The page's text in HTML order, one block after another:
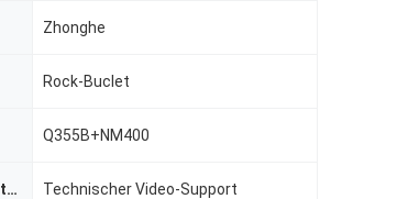
Zhonghe
Rock-Buclet
Q355B+NM400
Kundendienst bereitgestellt Technischer Video-Support